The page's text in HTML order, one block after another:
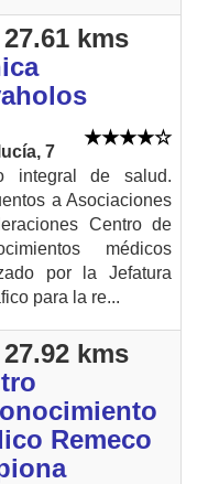
kms
7
integral de salud.
a Asociaciones
Centro de
médicos
por la Jefatura
para la re...
kms
Remeco